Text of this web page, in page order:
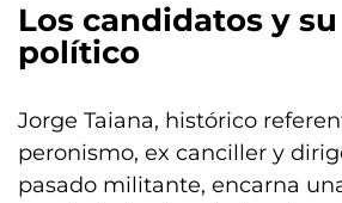
Los candidatos y
político
Jorge Taiana, histórico
peronismo, ex canciller y
pasado militante, encarna